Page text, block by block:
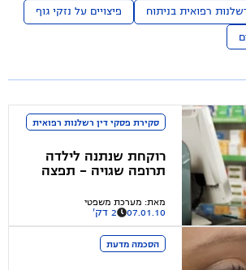
רפואית בניתוח פיצויים על נזקי גוף
סקירת פסקי דין רשלנות רפואית
רוקחת שנתנה לילדה
תרופה שגויה - תפצה
השלום בקרית-גת
מאת: מערכת משפטי
07.01.10 2 דק'
הסכמה מדעת